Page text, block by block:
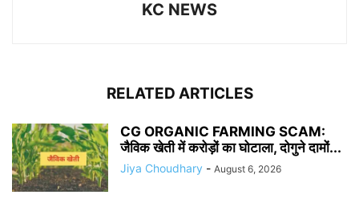
KC NEWS
RELATED ARTICLES
CG ORGANIC FARMING SCAM:
जैविक खेती में करोड़ों का घोटाला, दोगुने दामों...
Jiya Choudhary - August 6, 2026